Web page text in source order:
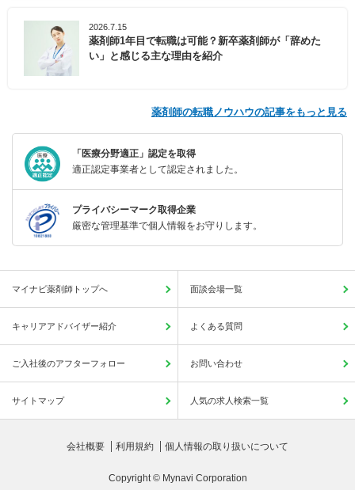
2026.7.15
薬剤師1年目で転職は可能？新卒薬剤師が「辞めた
い」と感じる主な理由を紹介
薬剤師の転職ノウハウの記事をもっと見る
「医療分野適正」認定を取得
適正認定事業者として認定されました。
プライバシーマーク取得企業
厳密な管理基準で個人情報をお守りします。
マイナビ薬剤師トップへ 面談会場一覧
キャリアアドバイザー紹介 よくある質問
ご入社後のアフターフォロー お問い合わせ
サイトマップ 人気の求人検索一覧
会社概要 利用規約 個人情報の取り扱いについて
Copyright © Mynavi Corporation